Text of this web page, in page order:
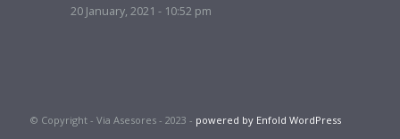
20 January, 2021 - 10:52 pm
© Copyright - Via Asesores - 2023 - powered by Enfold WordPress